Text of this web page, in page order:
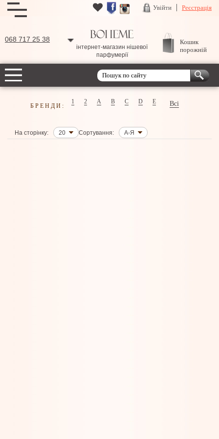
Увійти Реєстрація
068 717 25 38
інтернет-магазин нішевої
парфумерії
Кошик
порожній
БРЕНДИ:
1 2 A B C D E Всі
На сторінку: 20 Сортування: А-Я